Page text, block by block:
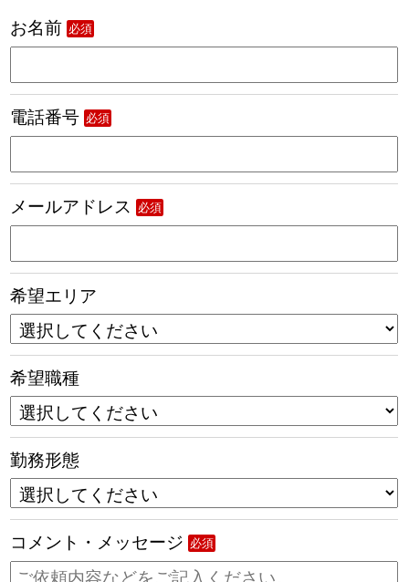
お名前 必須
電話番号 必須
メールアドレス 必須
希望エリア
希望職種
勤務形態
コメント・メッセージ 必須